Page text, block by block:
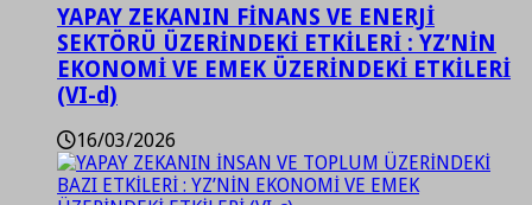
YAPAY ZEKANIN FİNANS VE ENERJİ
SEKTÖRÜ ÜZERİNDEKİ ETKİLERİ : YZ’NİN
EKONOMİ VE EMEK ÜZERİNDEKİ ETKİLERİ
(VI-d)
16/03/2026